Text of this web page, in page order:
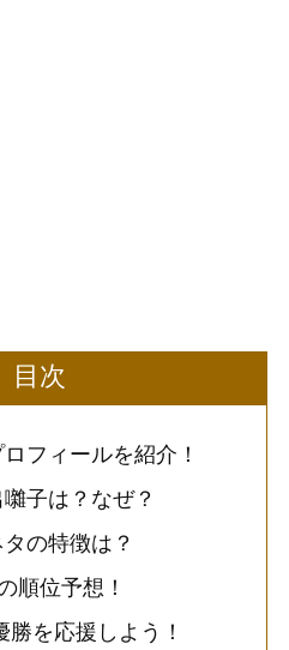
目次
フィールを紹介！
子は？なぜ？
の特徴は？
順位予想！
を応援しよう！